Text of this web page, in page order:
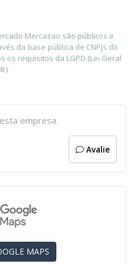
Mercazao são públicos e
da base pública de CNPJs do
os requisitos da LGPD (Lei Geral
)
empresa.
Avalie
MAPS